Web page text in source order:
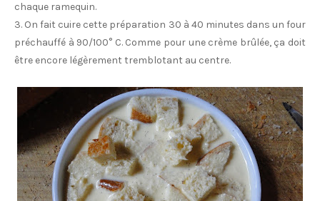
chaque ramequin.
3. On fait cuire cette préparation 30 à 40 minutes dans un four
préchauffé à 90/100° C. Comme pour une crème brûlée, ça doit
être encore légèrement tremblotant au centre.